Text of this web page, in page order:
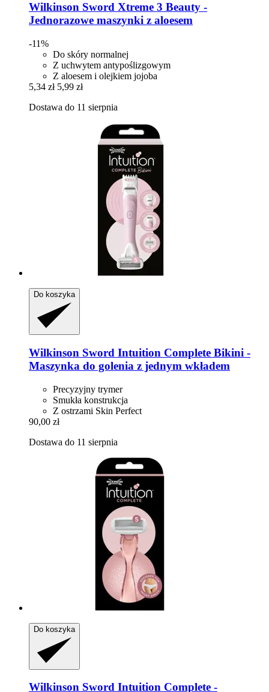
Wilkinson Sword Xtreme 3 Beauty -​
Jednorazowe maszynki z aloesem
-11%
Do skóry normalnej
Z uchwytem antypoślizgowym
Z aloesem i olejkiem jojoba
5,34 zł 5,99 zł
Dostawa do 11 sierpnia
Do koszyka
Wilkinson Sword Intuition Complete Bikini -​
Maszynka do golenia z jednym wkładem
Precyzyjny trymer
Smukła konstrukcja
Z ostrzami Skin Perfect
90,00 zł
Dostawa do 11 sierpnia
Do koszyka
Wilkinson Sword Intuition Complete -​